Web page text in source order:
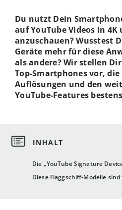
Die „YouTube Signature
Diese Flaggschiff-Modelle
Du nutzt Dein
auf YouTube Videos in 4K
anzuschauen? Wusstest
Geräte mehr für diese
als andere? Wir stellen
Top-Smartphones vor,
Auflösungen und den
YouTube-Features